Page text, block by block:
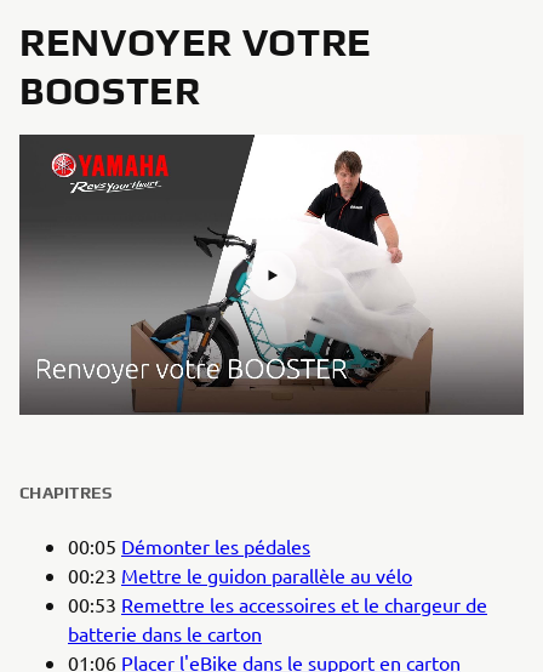
RENVOYER VOTRE
BOOSTER
CHAPITRES
00:05 Démonter les pédales
00:23 Mettre le guidon parallèle au vélo
00:53 Remettre les accessoires et le chargeur de
batterie dans le carton
01:06 Placer l'eBike dans le support en carton